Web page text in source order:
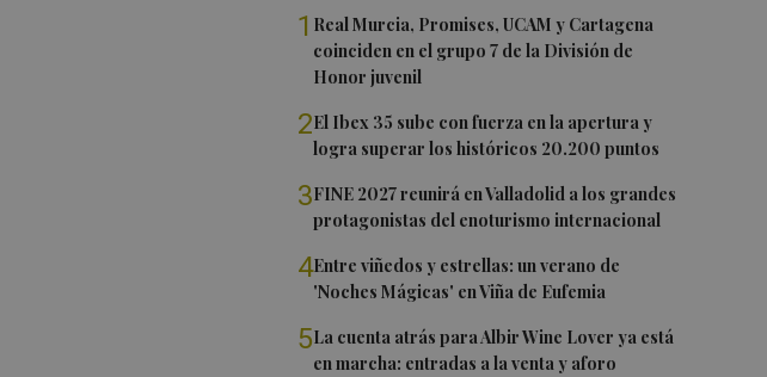
1 Real Murcia, Promises, UCAM y Cartagena
coinciden en el grupo 7 de la División de
Honor juvenil
2El Ibex 35 sube con fuerza en la apertura y
logra superar los históricos 20.200 puntos
3FINE 2027 reunirá en Valladolid a los grandes
protagonistas del enoturismo internacional
4Entre viñedos y estrellas: un verano de
'Noches Mágicas' en Viña de Eufemia
5La cuenta atrás para Albir Wine Lover ya está
en marcha: entradas a la venta y aforo